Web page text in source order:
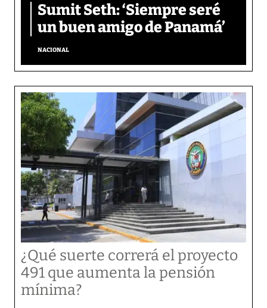
Sumit Seth: ‘Siempre seré
un buen amigo de Panamá’
NACIONAL
¿Qué suerte correrá el proyecto
491 que aumenta la pensión
mínima?